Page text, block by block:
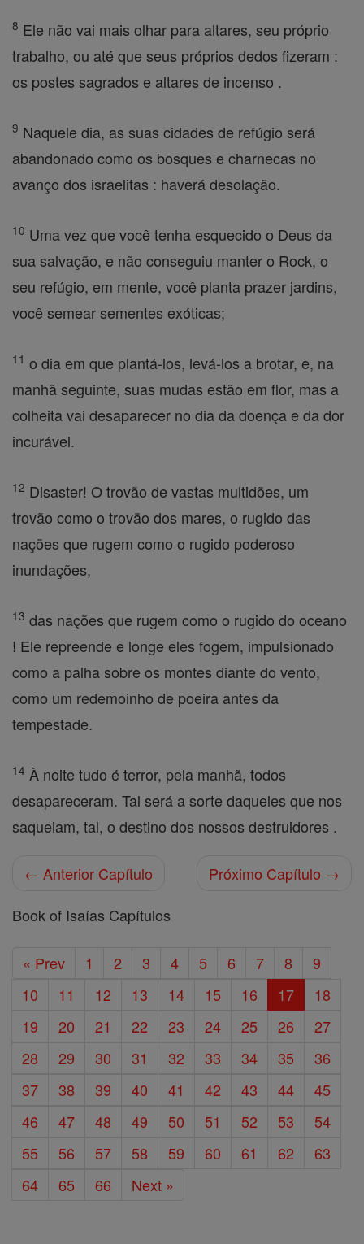
8 Ele não vai mais olhar para altares, seu próprio
trabalho, ou até que seus próprios dedos fizeram :
os postes sagrados e altares de incenso .
9 Naquele dia, as suas cidades de refúgio será
abandonado como os bosques e charnecas no
avanço dos israelitas : haverá desolação.
10 Uma vez que você tenha esquecido o Deus da
sua salvação, e não conseguiu manter o Rock, o
seu refúgio, em mente, você planta prazer jardins,
você semear sementes exóticas;
11 o dia em que plantá-los, levá-los a brotar, e, na
manhã seguinte, suas mudas estão em flor, mas a
colheita vai desaparecer no dia da doença e da dor
incurável.
12 Disaster! O trovão de vastas multidões, um
trovão como o trovão dos mares, o rugido das
nações que rugem como o rugido poderoso
inundações,
13 das nações que rugem como o rugido do oceano
! Ele repreende e longe eles fogem, impulsionado
como a palha sobre os montes diante do vento,
como um redemoinho de poeira antes da
tempestade.
14 À noite tudo é terror, pela manhã, todos
desapareceram. Tal será a sorte daqueles que nos
saqueiam, tal, o destino dos nossos destruidores .
← Anterior Capítulo
Próximo Capítulo →
Book of Isaías Capítulos
« Prev 1 2 3 4 5 6 7 8
9
10
11 12 13 14 15 16 17
18
19
20 21 22 23 24 25 26
27
28
29 30 31 32 33 34 35
36
37
38 39 40 41 42 43 44
45
46
47 48 49 50 51 52 53
54
55
56 57 58 59 60 61 62
63
64
65 66 Next »